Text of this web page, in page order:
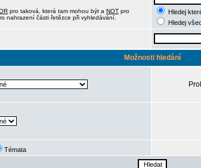
pro taková, která tam mohou být a NOT pro
nahrazení části řetězce při vyhledávání.
Hledej
Hledej
Možnosti hledání
Témata